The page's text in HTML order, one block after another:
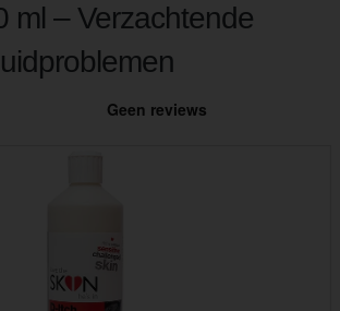
ml – Verzachtende